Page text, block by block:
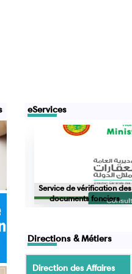
eServices
Service de vérification des
documents fonciers
Directions & Métiers
Direction des Affaires